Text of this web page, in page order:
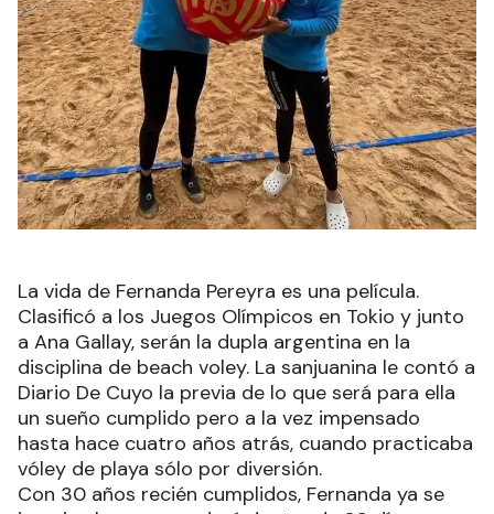
La vida de Fernanda Pereyra es una película.
Clasificó a los Juegos Olímpicos en Tokio y junto
a Ana Gallay, serán la dupla argentina en la
disciplina de beach voley. La sanjuanina le contó a
Diario De Cuyo la previa de lo que será para ella
un sueño cumplido pero a la vez impensado
hasta hace cuatro años atrás, cuando practicaba
vóley de playa sólo por diversión.
Con 30 años recién cumplidos, Fernanda ya se